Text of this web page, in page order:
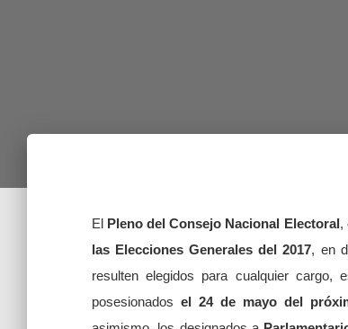
El Pleno del Consejo Nacional Electoral ,
las Elecciones Generales del 2017, en
resulten elegidos para cualquier cargo,
posesionados el 24 de mayo del